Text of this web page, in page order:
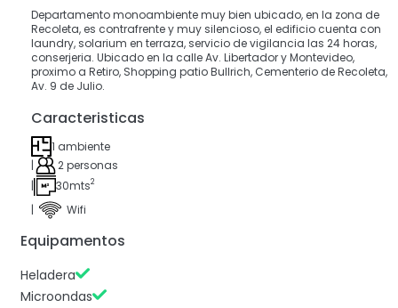
Departamento monoambiente muy bien ubicado, en la zona de
Recoleta, es contrafrente y muy silencioso, el edificio cuenta con
laundry, solarium en terraza, servicio de vigilancia las 24 horas,
conserjeria. Ubicado en la calle Av. Libertador y Montevideo,
proximo a Retiro, Shopping patio Bullrich, Cementerio de Recoleta,
Av. 9 de Julio.
Caracteristicas
1 ambiente
2 personas
|
30mts2
Wifi
Equipamentos
Heladera
Microondas